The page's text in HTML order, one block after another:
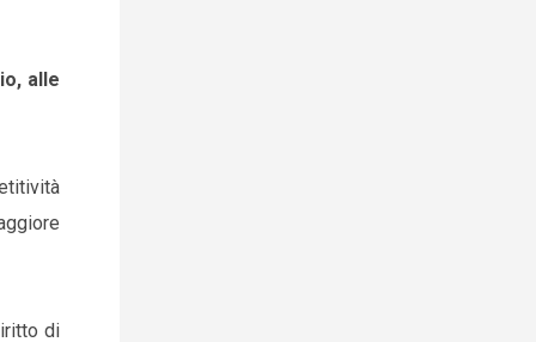
alle
di